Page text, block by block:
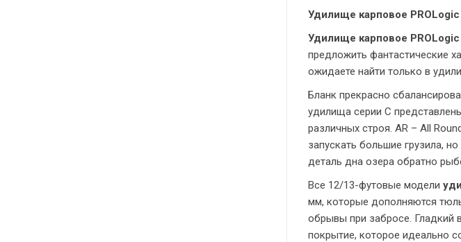
Удилище карповое
Удилище карповое
предложить фантастические
ожидаете найти только в
Бланк прекрасно
удилища серии C
различных строя. AR – All
запускать большие грузила,
деталь дна озера обратно
Все 12/13-футовые модели
мм, которые дополняются
обрывы при забросе. Гладкий
покрытие, которое идеально